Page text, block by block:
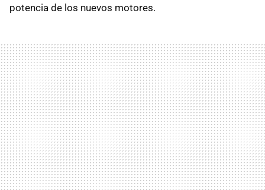
potencia de los nuevos motores.